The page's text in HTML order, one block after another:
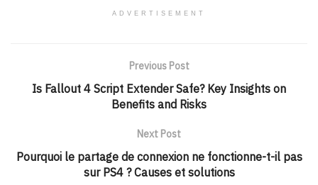
ADVERTISEMENT
Previous Post
Is Fallout 4 Script Extender Safe? Key Insights on
Benefits and Risks
Next Post
Pourquoi le partage de connexion ne fonctionne-t-il pas
sur PS4 ? Causes et solutions